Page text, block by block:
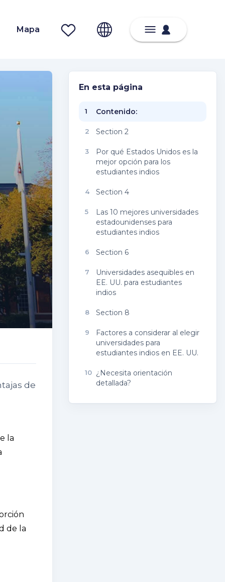
Mapa
de
la
de la
En esta página
1 Contenido:
2 Section 2
3
Por qué Estados Unidos es la
mejor opción para los
estudiantes indios
4 Section 4
5
Las 10 mejores universidades
estadounidenses para
estudiantes indios
6 Section 6
7
Universidades asequibles en
EE. UU. para estudiantes
indios
8 Section 8
9
Factores a considerar al elegir
universidades para
estudiantes indios en EE. UU.
10 ¿Necesita orientación
detallada?